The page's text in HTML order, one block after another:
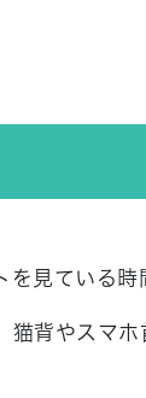
見ている
背やスマホ